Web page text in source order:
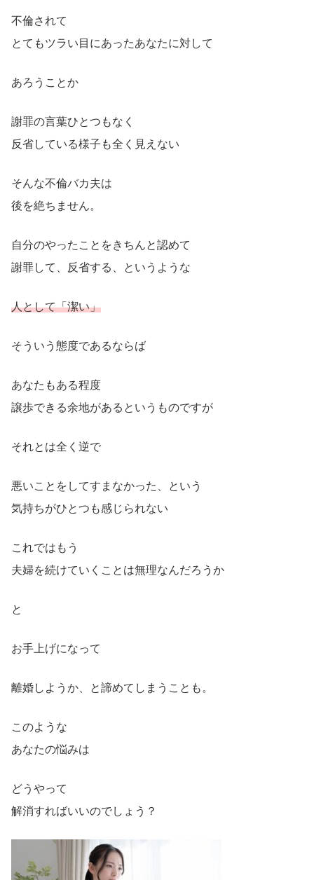
不倫されて
とてもツラい目にあったあなたに対して
あろうことか
謝罪の言葉ひとつもなく
反省している様子も全く見えない
そんな不倫バカ夫は
後を絶ちません。
自分のやったことをきちんと認めて
謝罪して、反省する、というような
人として「潔い」
そういう態度であるならば
あなたもある程度
譲歩できる余地があるというものですが
それとは全く逆で
悪いことをしてすまなかった、という
気持ちがひとつも感じられない
これではもう
夫婦を続けていくことは無理なんだろうか
と
お手上げになって
離婚しようか、と諦めてしまうことも。
このような
あなたの悩みは
どうやって
解消すればいいのでしょう？